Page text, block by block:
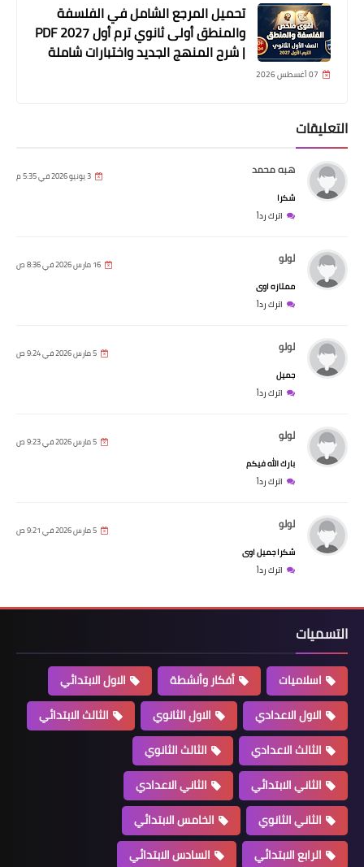
تحميل المرجع الشامل في الفلسفة
والمنطق أولى ثانوي ترم أول 2027 PDF
| شرح المنهج الجديد واختبارات شاملة
07 أغسطس 2026
التعليقات
هبه محمد 3 يونيو 2026 في 5:35 م
شكرا
اترك رداً
لولو 16 مارس 2026 في 8:36 ص
ممتازه اوى
اترك رداً
لولو 5 مارس 2026 في 9:24 ص
جميل
اترك رداً
لولو 5 مارس 2026 في 9:23 ص
بارك الله فيكم
اترك رداً
لولو 5 مارس 2026 في 9:21 ص
شكرا جميل اوى
اترك رداً
التسميات
اسلاميات أفكار وأنشطة
الاول الابتدائي
الاول الاعدادي
الاول الثانوي
الثالث الابتدائي
الثالث الاعدادي
الثالث الثانوي
الثاني الابتدائي
الثاني الاعدادي
الثاني الثانوي
الخامس الابتدائي
الرابع الابتدائي
السادس الابتدائي